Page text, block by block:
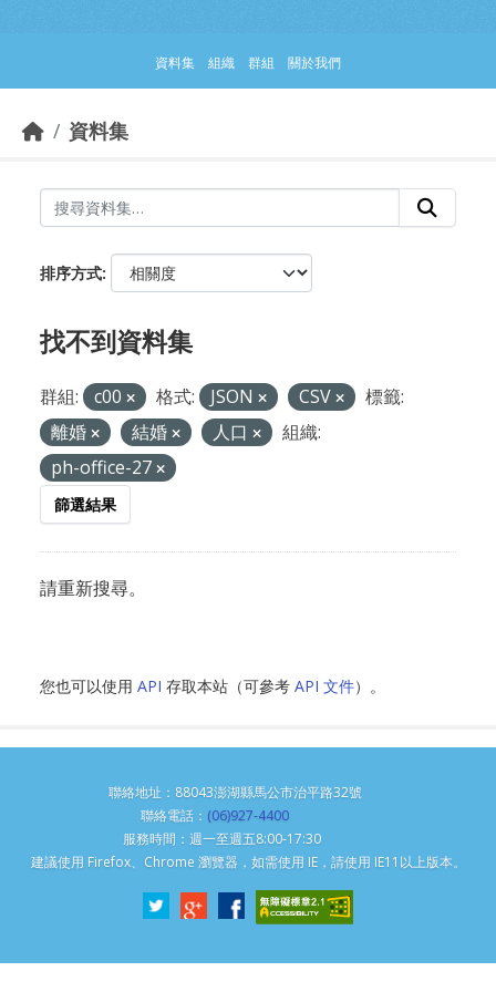
資料集 組織 群組 關於我們
資料集
排序方式
找不到資料集
群組: c00 格式: JSON CSV
標籤:
離婚
結婚 人口
組織:
ph-office-27
篩選結果
請重新搜尋。
您也可以使用 API 存取本站（可參考 API 文件）。
聯絡地址：88043澎湖縣馬公市治平路32號
聯絡電話： (06)927-4400
服務時間：週一至週五8:00-17:30
建議使用 Firefox、Chrome 瀏覽器，如需使用 IE，請使用 IE11以上版本。